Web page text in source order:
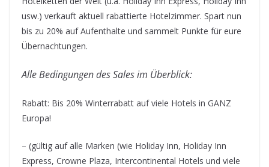
usw.) verkauft aktuell rabattierte Hotelzimmer. Spart nun
bis zu 20% auf Aufenthalte und sammelt Punkte für eure
Übernachtungen.
Alle Bedingungen des Sales im Überblick:
Rabatt: Bis 20% Winterrabatt auf viele Hotels in GANZ
Europa!
– (gültig auf alle Marken (wie Holiday Inn, Holiday Inn
Express, Crowne Plaza, Intercontinental Hotels und viele